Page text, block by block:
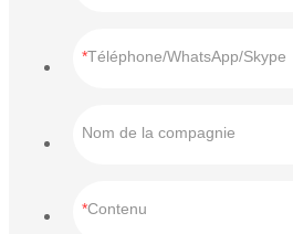
Téléphone/WhatsApp/Skype
Nom de la compagnie
Contenu